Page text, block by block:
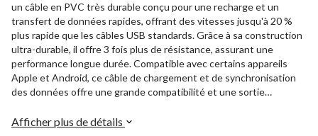
un câble en PVC très durable conçu pour une recharge et un
transfert de données rapides, offrant des vitesses jusqu'à 20 %
plus rapide que les câbles USB standards. Grâce à sa construction
ultra-durable, il offre 3 fois plus de résistance, assurant une
performance longue durée. Compatible avec certains appareils
Apple et Android, ce câble de chargement et de synchronisation
des données offre une grande compatibilité et une sortie
pieds), il offre également une grande portée autour de la pièce.
Afficher plus de détails